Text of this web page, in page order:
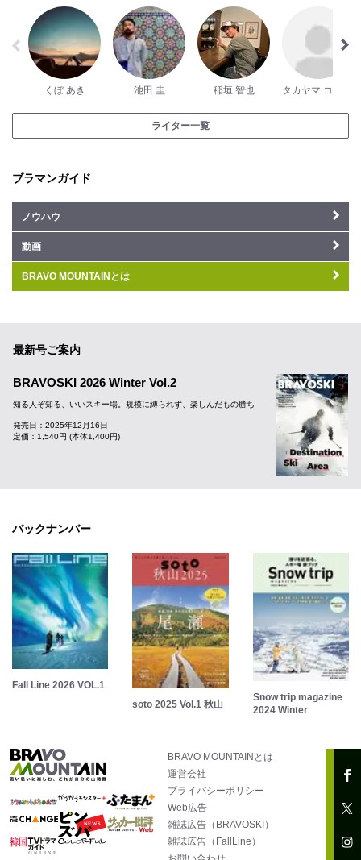
くぼ あき 池田 圭 稲垣 智也
ライター一覧
ブラマンガイド
ノウハウ
動画
BRAVO MOUNTAINとは
最新号ご案内
BRAVOSKI 2026 Winter Vol.2
知る人ぞ知る、いいスキー場。規模に縛られず、楽しんだもの勝ち
発売日：2025年12月16日
定価：1,540円 (本体1,400円)
バックナンバー
Fall Line 2026 VOL.1
soto 2025 Vol.1 秋山
Snow trip magazine
2024 Winter
BRAVO MOUNTAINとは
運営会社
プライバシーポリシー
Web広告
雑誌広告（BRAVOSKI）
雑誌広告（FallLine）